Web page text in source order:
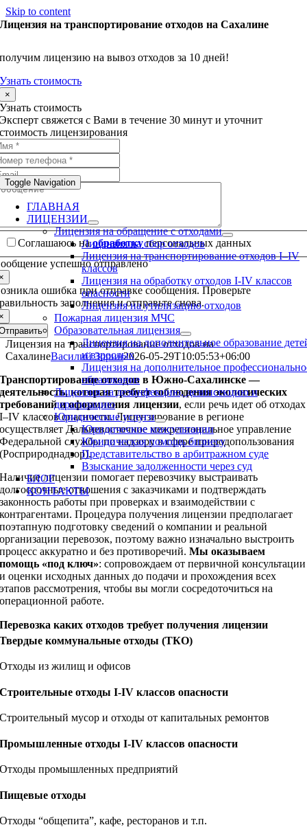
Skip to content
Toggle Navigation
ГЛАВНАЯ
ЛИЦЕНЗИИ
Лицензия на обращение с отходами
Лицензия на сбор отходов
Лицензия на транспортирование отходов I–IV
классов
Лицензия на обработку отходов I-IV классов
опасности
Лицензия на утилизацию отходов
Пожарная лицензия МЧС
Образовательная лицензия
Лицензия на дополнительное образование
и взрослых
Лицензия на дополнительное
образование
Лицензия на дезинфекцию, дезинсекцию и
дератизацию
Юридические услуги
Юридические консультации
Юридическая помощь бизнесу
Представительство в арбитражном суде
Взыскание задолженности через суд
БЛОГ
КОНТАКТЫ
Лицензия на транспортирование отходов на Сахалине
получим лицензию на вывоз отходов за 10 дней!
Узнать стоимость
×
Узнать стоимость
Эксперт свяжется с Вами в течение 30 минут и уточнит
стоимость лицензирования
Соглашаюсь наобработкуперсональных данных
успешно отправлено
ошибка при отправке сообщения. Проверьте
заполнения и отправьте снова.
Лицензия на транспортирование отходов на
СахалинеВасилий Зорин2026-05-29T10:05:53+06:00
Транспортирование отходов в Южно‑Сахалинске —
деятельность, которая требует соблюдения экологических
требований и оформления лицензии, если речь идет об отходах
I–IV классов опасности. Лицензирование в регионе
осуществляет Дальневосточное межрегиональное управление
Федеральной службы по надзору в сфере природопользования
(Росприроднадзор).
Наличие лицензии помогает перевозчику выстраивать
долгосрочные отношения с заказчиками и подтверждать
законность работы при проверках и взаимодействии с
контрагентами. Процедура получения лицензии предполагает
поэтапную подготовку сведений о компании и реальной
организации перевозок, поэтому важно изначально выстроить
процесс аккуратно и без противоречий.Мы оказываем
помощь «под ключ»: сопровождаем от первичной консультации
и оценки исходных данных до подачи и прохождения всех
этапов рассмотрения, чтобы вы могли сосредоточиться на
операционной работе.
Перевозка каких отходов требует получения лицензии
Твердые коммунальные отходы (ТКО)
Отходы из жилищ и офисов
Строительные отходы I-IV классов опасности
Строительный мусор и отходы от капитальных ремонтов
Промышленные отходы I-IV классов опасности
Отходы промышленных предприятий
Пищевые отходы
Отходы “общепита”, кафе, ресторанов и т.п.